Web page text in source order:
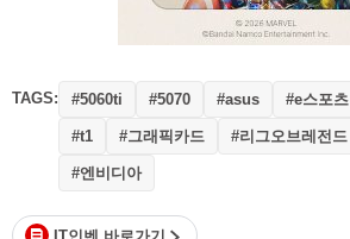
TAGS: #5060ti #5070 #asus #e스포츠
#t1 #그래픽카드 #리그오브레전드
#엔비디아